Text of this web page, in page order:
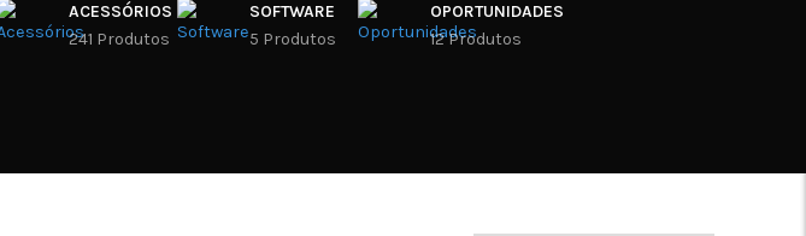
ACESSÓRIOS
241 Produtos
SOFTWARE
5 Produtos
OPORTUNIDADES
12 Produtos